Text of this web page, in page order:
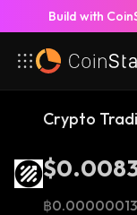
Build with
Crypto
฿0.00000013